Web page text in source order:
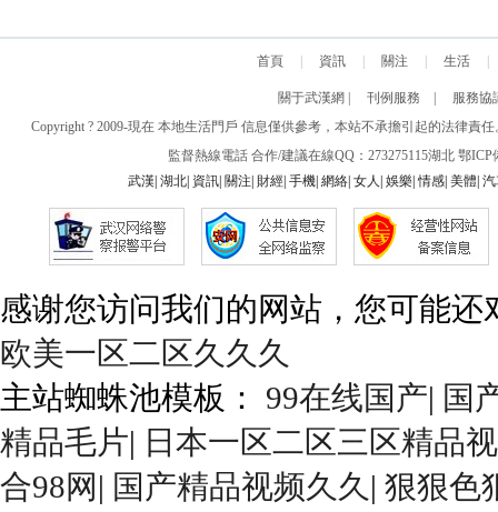
首頁 資訊 關注 生活
關于武漢網 刊例服務
服務協
Copyright ? 2009-現在 本地生活門戶 信息僅供參考，本站不承擔引起的法律
監督熱線電話 合作/建議在線QQ：273275115湖北 鄂ICP
武漢| 湖北| 資訊| 關注 財經 手機| 網絡| 女人 娛樂 |情感| 美體 汽
感谢您访问我们的网站，您可能还
欧美一区二区久久久
主站蜘蛛池模板： 99在线国产| 国
精品毛片| 日本一区二区三区精品
合98网 | 国产精品视频久久 | 狠狠色